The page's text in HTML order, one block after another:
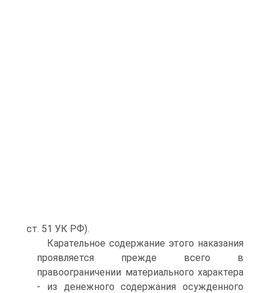
ст. 51 УК РФ).
Карательное содержание этого наказания
проявляется прежде всего в
правоограничении материального характера
- из денежного содержания осужденного